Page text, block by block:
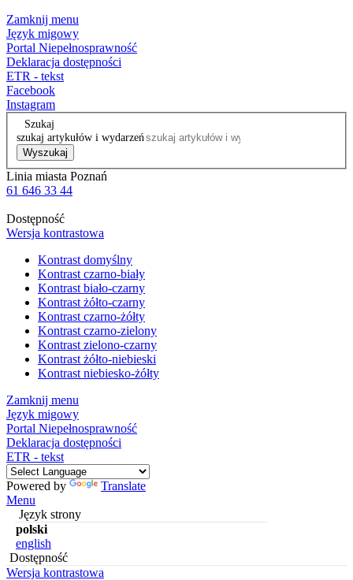
Zamknij menu
Język migowy
Portal Niepełnosprawność
Deklaracja dostępności
ETR - tekst
Facebook
Instagram
Szukaj
szukaj artykułów i wydarzeń
Wyszukaj
Linia miasta Poznań
61 646 33 44
Dostępność
Wersja kontrastowa
Kontrast domyślny
Kontrast czarno-biały
Kontrast biało-czarny
Kontrast żółto-czarny
Kontrast czarno-żółty
Kontrast czarno-zielony
Kontrast zielono-czarny
Kontrast żółto-niebieski
Kontrast niebiesko-żółty
Zamknij menu
Język migowy
Portal Niepełnosprawność
Deklaracja dostępności
ETR - tekst
Powered by
Translate
Menu
Język strony
polski
english
Dostępność
Wersja kontrastowa